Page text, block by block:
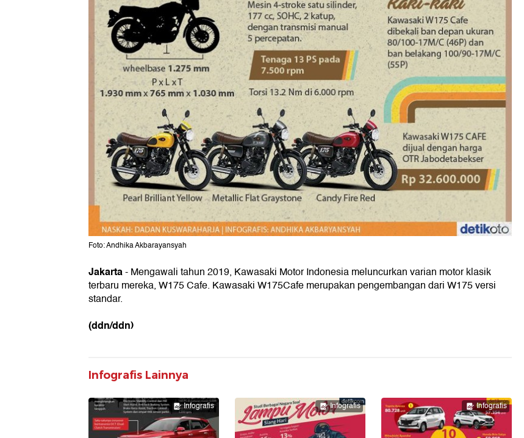
Foto: Andhika Akbarayansyah
Jakarta- Mengawali tahun 2019, Kawasaki Motor Indonesia meluncurkan varian motor klasik
terbaru mereka, W175 Cafe. KawasakiW175Cafe merupakan pengembangan dari W175 versi
standar.
(ddn/ddn)
Infografis Lainnya
Infografis Infografis Infografis